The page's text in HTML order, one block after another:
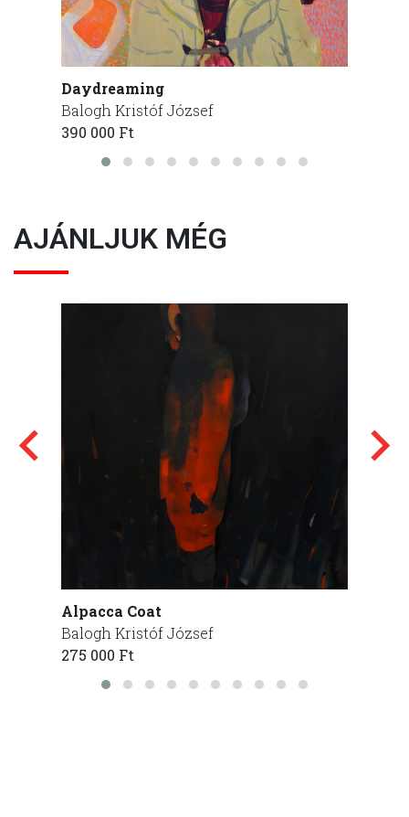
Daydreaming
Balogh Kristóf József
390 000 Ft
AJÁNLJUK MÉG
Alpacca Coat
Balogh Kristóf József
275 000 Ft